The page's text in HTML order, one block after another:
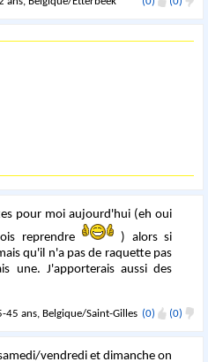
pour moi aujourd'hui (eh oui
reprendre
) alors si
qu'il n'a pas de raquette pas
une. J'apporterais aussi des
45 ans, Belgique/Saint-Gilles (0) (0)
vendredi et dimanche on